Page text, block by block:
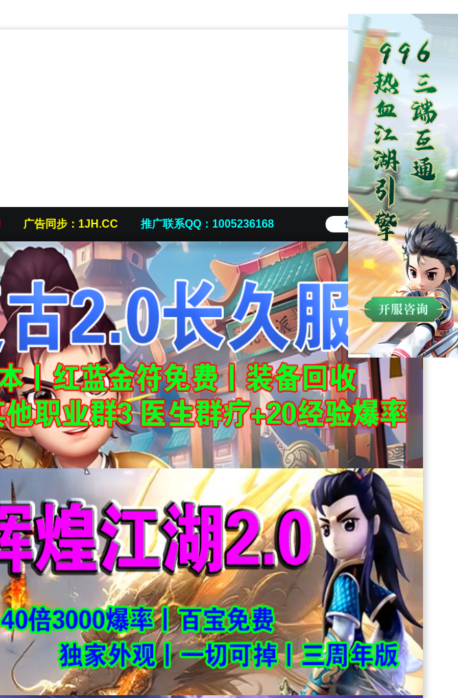
快捷导航
广告同步：1JH.CC 推广联系QQ：1005236168